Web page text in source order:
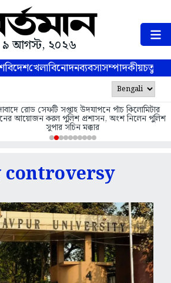
৯ আগস্ট, ২০২৬
বিদেশখেলাবিনোদনব্যবসাসম্পাদকীয়
রোড সেফটি সপ্তাহ উদযাপনে পাঁচ কিলোমিটার
আয়োজন করল পুলিশ প্রশাসন, অংশ নিলেন পুলিশ
সুপার সচিন মক্কার
controversy